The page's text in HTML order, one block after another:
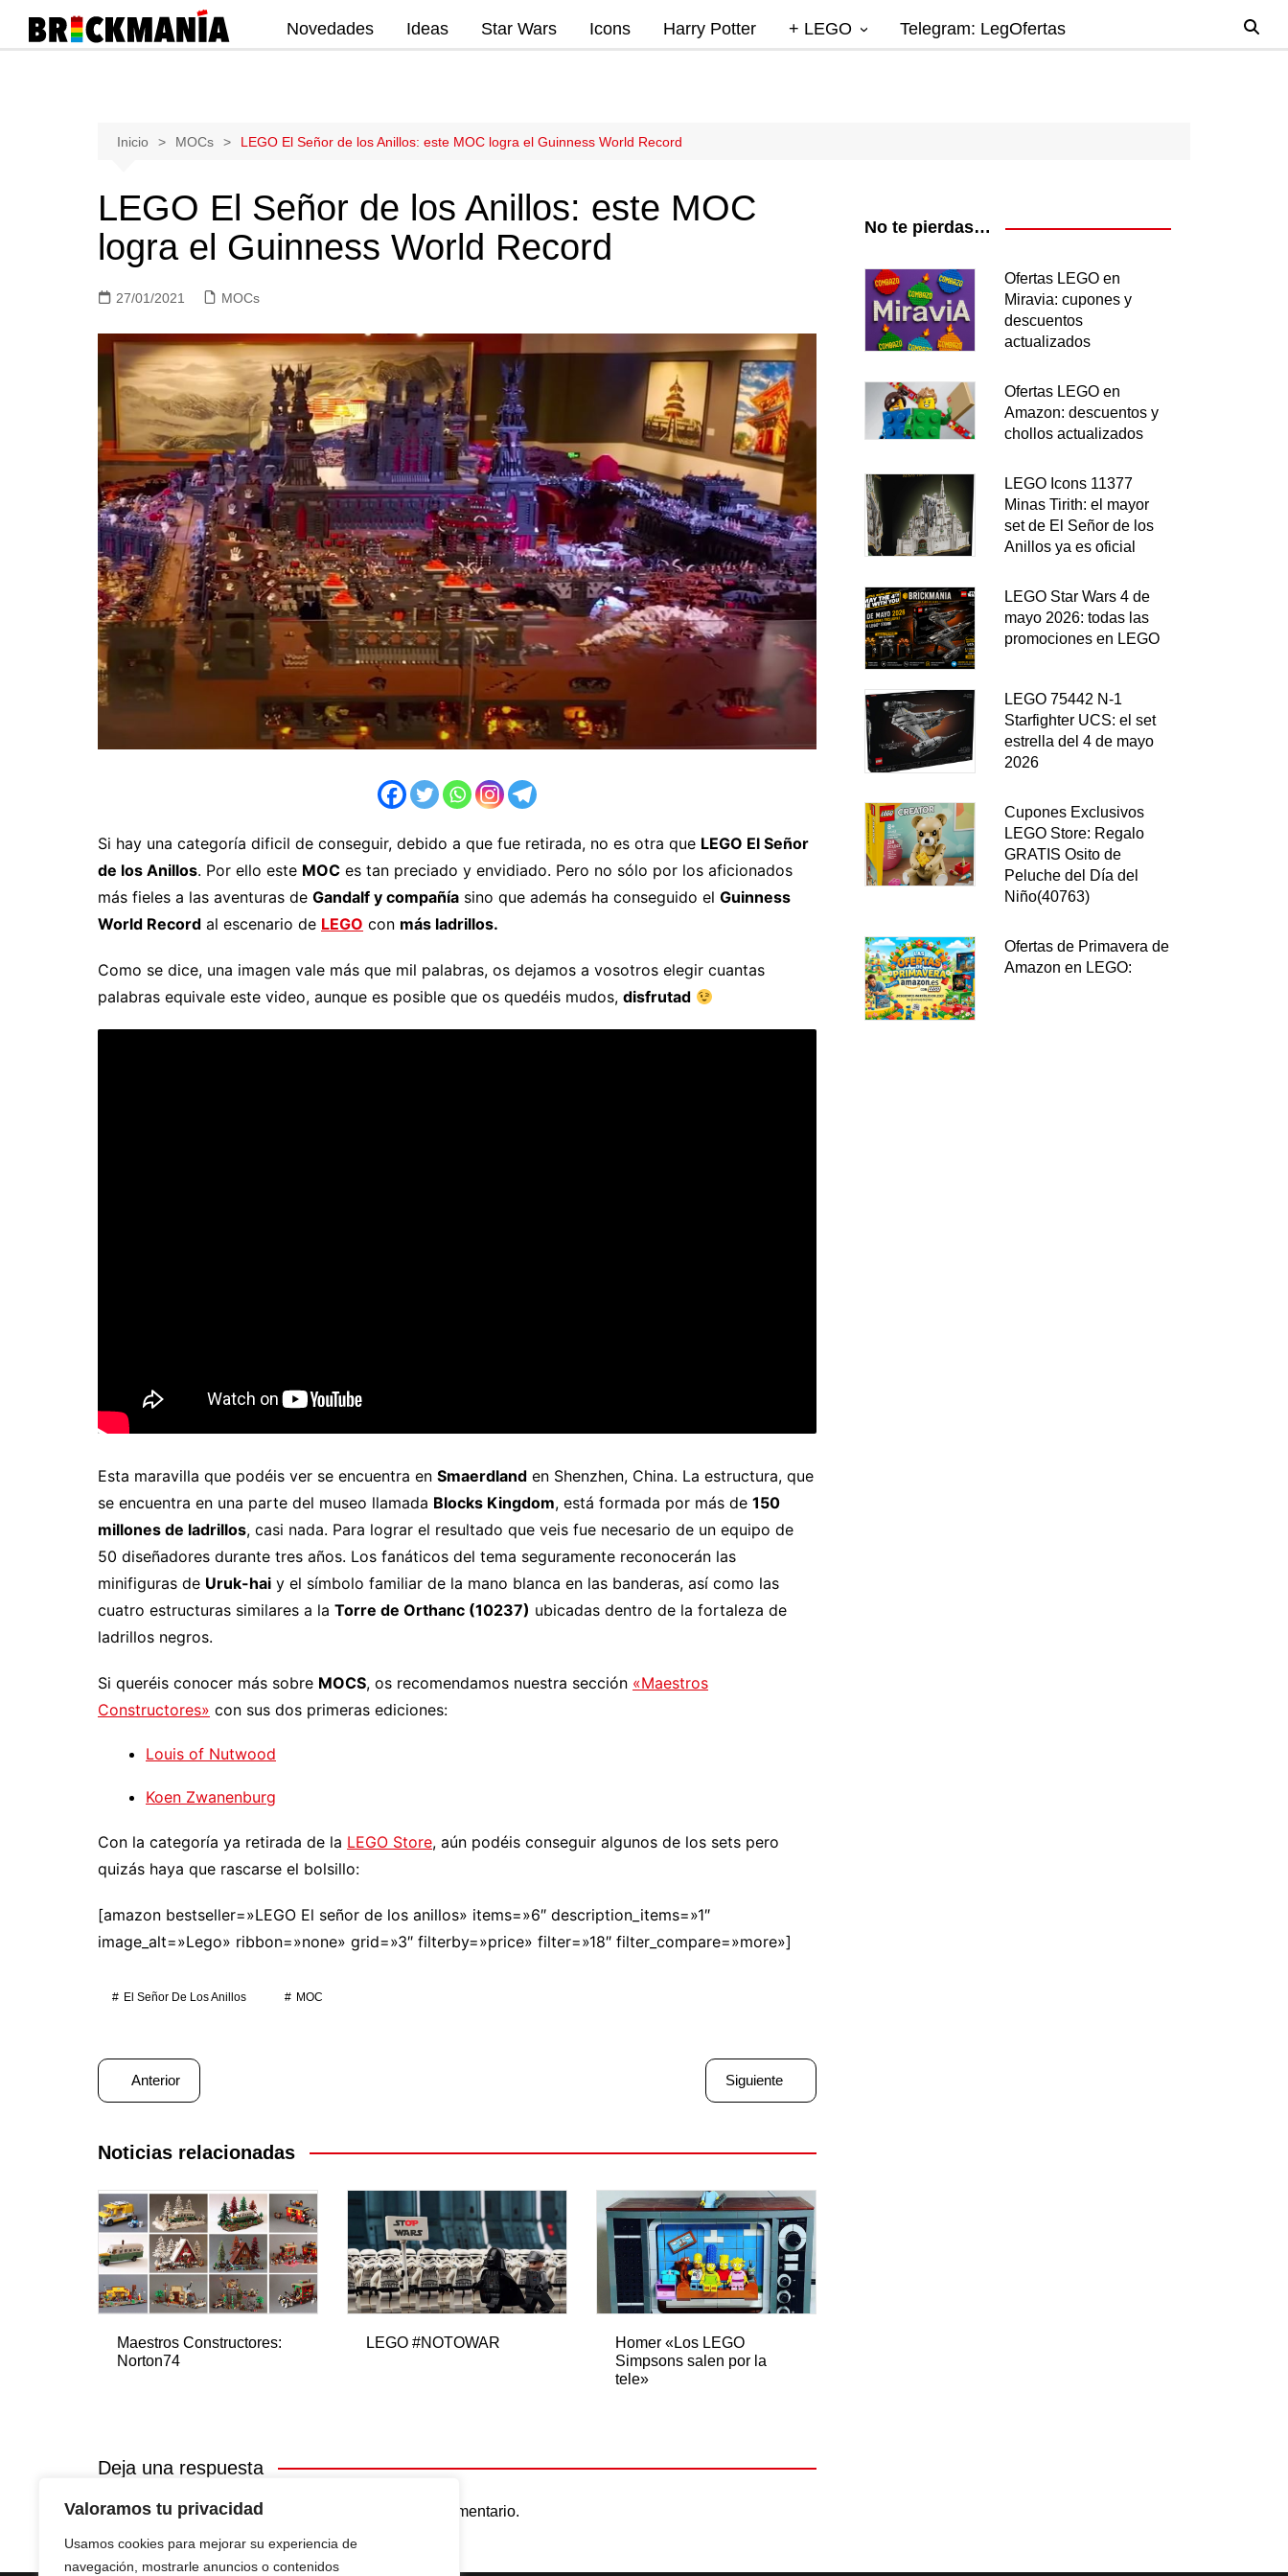
Valoramos tu privacidad
Usamos cookies para mejorar su experiencia de
navegación, mostrarle anuncios o contenidos
Creator.
Novedades Ideas Star Wars Icons Harry Potter + LEGO
Promociones
Miscelanea
Telegram: LegOfertas
Inicio MOCs LEGO El Señor de los Anillos: este MOC logra el Guinness World Record
LEGO El Señor de los Anillos: este MOC
logra el Guinness World Record
27/01/2021 MOCs
Si hay una categoría dificil de conseguir, debido a que fue retirada, no es otra que LEGO El Señor
de los Anillos. Por ello este MOC es tan preciado y envidiado. Pero no sólo por los aficionados
más fieles a las aventuras de Gandalf y compañía sino que además ha conseguido el Guinness
World Record al escenario de LEGO con más ladrillos.
Como se dice, una imagen vale más que mil palabras, os dejamos a vosotros elegir cuantas
palabras equivale este video, aunque es posible que os quedéis mudos, disfrutad
Esta maravilla que podéis ver se encuentra en Smaerdland en Shenzhen, China. La estructura, que
se encuentra en una parte del museo llamada Blocks Kingdom, está formada por más de 150
millones de ladrillos, casi nada. Para lograr el resultado que veis fue necesario de un equipo de
50 diseñadores durante tres años. Los fanáticos del tema seguramente reconocerán las
minifiguras de Uruk-hai y el símbolo familiar de la mano blanca en las banderas, así como las
cuatro estructuras similares a la Torre de Orthanc (10237) ubicadas dentro de la fortaleza de
ladrillos negros.
Si queréis conocer más sobre MOCS, os recomendamos nuestra sección «Maestros
Constructores» con sus dos primeras ediciones:
Louis of Nutwood
Koen Zwanenburg
Con la categoría ya retirada de la LEGO Store, aún podéis conseguir algunos de los sets pero
quizás haya que rascarse el bolsillo:
[amazon bestseller=»LEGO El señor de los anillos» items=»6″ description_items=»1″
image_alt=»Lego» ribbon=»none» grid=»3″ filterby=»price» filter=»18″ filter_compare=»more»]
El Señor De Los Anillos MOC
Navegación
de
entradas
Anterior Siguiente
Noticias relacionadas
Maestros Constructores:
Norton74
LEGO #NOTOWAR
Homer «Los LEGO
Simpsons salen por la
tele»
Deja una respuesta
Lo siento, debes estarconectado para publicar un comentario.
No te pierdas…
Ofertas LEGO en
Miravia: cupones y
descuentos
actualizados
Ofertas LEGO en
Amazon: descuentos y
chollos actualizados
LEGO Icons 11377
Minas Tirith: el mayor
set de El Señor de los
Anillos ya es oficial
LEGO Star Wars 4 de
mayo 2026: todas las
promociones en LEGO
LEGO 75442 N-1
Starfighter UCS: el set
estrella del 4 de mayo
2026
Cupones Exclusivos
LEGO Store: Regalo
GRATIS Osito de
Peluche del Día del
Niño(40763)
Ofertas de Primavera de
Amazon en LEGO: